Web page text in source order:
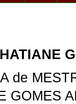
de
GOMES